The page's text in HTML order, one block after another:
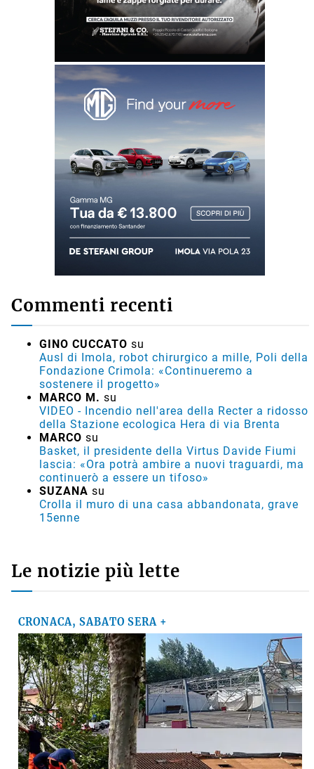
Commenti recenti
GINO CUCCATO su
Ausl di Imola, robot chirurgico a mille, Poli della
Fondazione Crimola: «Continueremo a
sostenere il progetto»
MARCO M. su
VIDEO - Incendio nell'area della Recter a ridosso
della Stazione ecologica Hera di via Brenta
MARCO su
Basket, il presidente della Virtus Davide Fiumi
lascia: «Ora potrà ambire a nuovi traguardi, ma
continuerò a essere un tifoso»
SUZANA su
Crolla il muro di una casa abbandonata, grave
15enne
Le notizie più lette
CRONACA, SABATO SERA +